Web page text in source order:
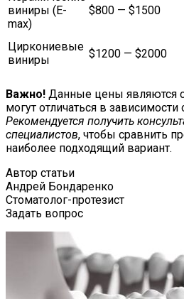
виниры (E-
max)
$800 — $1500
Циркониевые
виниры
$1200 — $2000
Важно! Данные цены являются
могут отличаться в зависимости
Рекомендуется получить
специалистов, чтобы сравнить
наиболее подходящий вариант.
Автор статьи
Андрей Бондаренко
Стоматолог-протезист
Задать вопрос